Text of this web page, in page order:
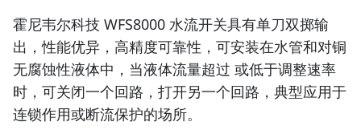
霍尼韦尔科技 WFS8000 水流开关具有单刀双掷输
出，性能优异，高精度可靠性，可安装在水管和对铜
无腐蚀性液体中，当液体流量超过 或低于调整速率
时，可关闭一个回路，打开另一个回路，典型应用于
连锁作用或断流保护的场所。